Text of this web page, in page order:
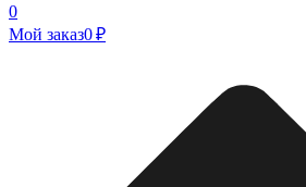
0
Мой заказ0 ₽